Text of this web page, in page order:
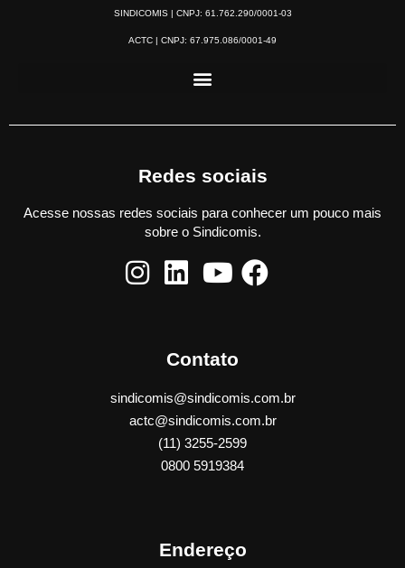
SINDICOMIS | CNPJ: 61.762.290/0001-03
ACTC | CNPJ: 67.975.086/0001-49
Redes sociais
Acesse nossas redes sociais para conhecer um pouco mais
sobre o Sindicomis.
Contato
sindicomis@sindicomis.com.br
actc@sindicomis.com.br
(11) 3255-2599
0800 5919384
Endereço